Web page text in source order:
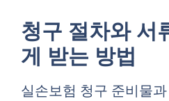
청구 절차와 서
게 받는 방법
실손보험 청구 준비물과